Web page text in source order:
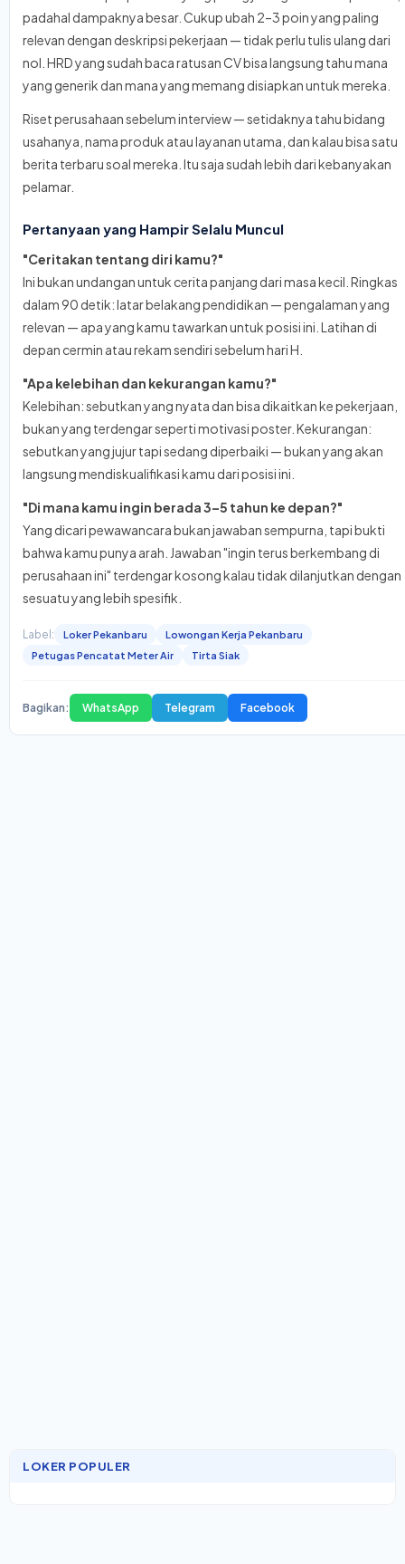
padahal dampaknya besar. Cukup ubah 2–3 poin yang paling
relevan dengan deskripsi pekerjaan — tidak perlu tulis ulang dari
nol. HRD yang sudah baca ratusan CV bisa langsung tahu mana
yang generik dan mana yang memang disiapkan untuk mereka.
Riset perusahaan sebelum interview — setidaknya tahu bidang
usahanya, nama produk atau layanan utama, dan kalau bisa satu
berita terbaru soal mereka. Itu saja sudah lebih dari kebanyakan
pelamar.
Pertanyaan yang Hampir Selalu Muncul
"Ceritakan tentang diri kamu?"
Ini bukan undangan untuk cerita panjang dari masa kecil. Ringkas
dalam 90 detik: latar belakang pendidikan — pengalaman yang
relevan — apa yang kamu tawarkan untuk posisi ini. Latihan di
depan cermin atau rekam sendiri sebelum hari H.
"Apa kelebihan dan kekurangan kamu?"
Kelebihan: sebutkan yang nyata dan bisa dikaitkan ke pekerjaan,
bukan yang terdengar seperti motivasi poster. Kekurangan:
sebutkan yang jujur tapi sedang diperbaiki — bukan yang akan
langsung mendiskualifikasi kamu dari posisi ini.
"Di mana kamu ingin berada 3–5 tahun ke depan?"
Yang dicari pewawancara bukan jawaban sempurna, tapi bukti
bahwa kamu punya arah. Jawaban "ingin terus berkembang di
perusahaan ini" terdengar kosong kalau tidak dilanjutkan dengan
sesuatu yang lebih spesifik.
Label: Loker Pekanbaru
Lowongan Kerja Pekanbaru
Petugas Pencatat Meter Air
Tirta Siak
Bagikan: WhatsApp Telegram Facebook
LOKER POPULER